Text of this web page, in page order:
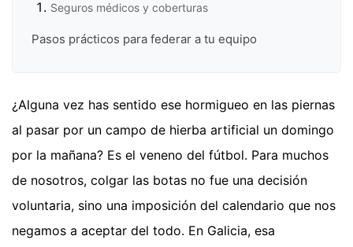
Seguros médicos y coberturas
Pasos prácticos para federar a tu equipo
¿Alguna vez has sentido ese hormigueo en las piernas
al pasar por un campo de hierba artificial un domingo
por la mañana? Es el veneno del fútbol. Para muchos
de nosotros, colgar las botas no fue una decisión
voluntaria, sino una imposición del calendario que nos
negamos a aceptar del todo. En Galicia, esa